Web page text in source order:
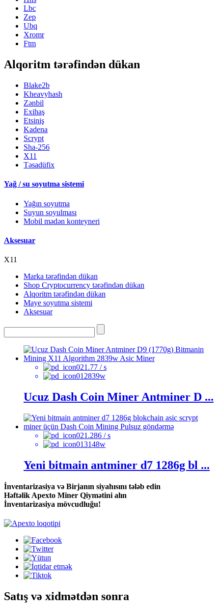
Lbc
Zep
Ubq
Xromr
Ftm
Alqoritm tərəfindən dükan
Blake2b
Kheavyhash
Zənbil
Exihaş
Etsiniş
Kadena
Scrypt
Sha-256
X11
Təsadüfix
Yağ / su soyutma sistemi
Yağın soyutma
Suyun soyulması
Mobil mədən konteyneri
Aksesuar
X11
Marka tərəfindən dükan
Shop Cryptocurrency tərəfindən dükan
Alqoritm tərəfindən dükan
Maye soyutma sistemi
Aksesuar
1.77 / s
2839w
Ucuz Dash Coin Miner Antminer D ...
1.286 / s
3148w
Yeni bitmain antminer d7 1286g bl ...
İnventarizasiya və Birjanın siyahısını tələb edin
Həftəlik Apexto Miner Qiymətini alın
İnventarizasiya mövcudluğu!
Satış və xidmətdən sonra